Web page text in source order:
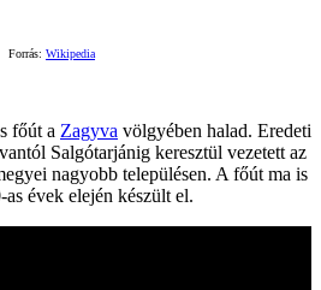
Forrás: Wikipedia
főút a Zagyva völgyében halad. Eredeti
Salgótarjánig keresztül vezetett az
nagyobb településen. A főút ma is
évek elején készült el.